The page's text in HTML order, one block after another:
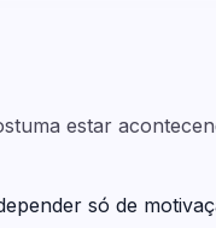
estar
só de